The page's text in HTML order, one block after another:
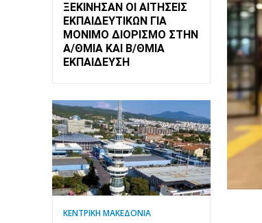
ΞΕΚΊΝΗΣΑΝ ΟΙ ΑΙΤΉΣΕΙΣ
ΕΚΠΑΙΔΕΥΤΙΚΏΝ ΓΙΑ
ΜΌΝΙΜΟ ΔΙΟΡΙΣΜΌ ΣΤΗΝ
Α/ΘΜΙΑ ΚΑΙ Β/ΘΜΙΑ
ΕΚΠΑΊΔΕΥΣΗ
ΚΕΝΤΡΙΚΗ ΜΑΚΕΔΟΝΙΑ